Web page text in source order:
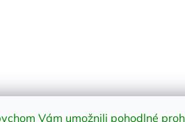
Vám umožnili pohodlné